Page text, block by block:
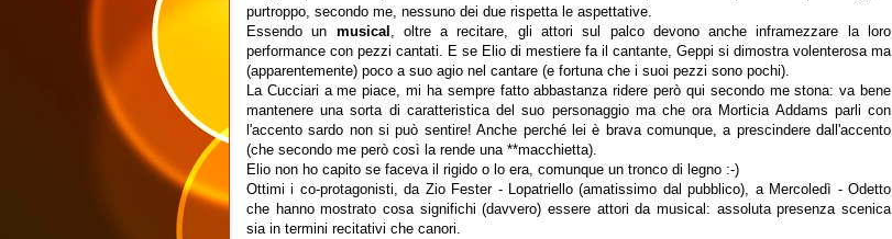
purtroppo, secondo me, nessuno dei due rispetta le aspettative.
Essendo un musical , oltre a recitare, gli attori sul palco devono anche inframezzare la loro
performance con pezzi cantati. E se Elio di mestiere fa il cantante, Geppi si dimostra volenterosa ma
(apparentemente) poco a suo agio nel cantare (e fortuna che i suoi pezzi sono pochi).
La Cucciari a me piace, mi ha sempre fatto abbastanza ridere però qui secondo me stona: va bene
mantenere una sorta di caratteristica del suo personaggio ma che ora Morticia Addams parli con
l'accento sardo non si può sentire! Anche perché lei è brava comunque, a prescindere dall'accento
(che secondo me però così la rende una **macchietta).
Elio non ho capito se faceva il rigido o lo era, comunque un tronco di legno :-)
Ottimi i co-protagonisti, da Zio Fester - Lopatriello (amatissimo dal pubblico), a Mercoledì - Odetto
che hanno mostrato cosa significhi (davvero) essere attori da musical: assoluta presenza scenica
sia in termini recitativi che canori.